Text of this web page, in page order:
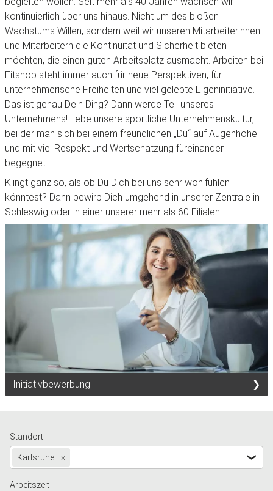
kontinuierlich über uns hinaus. Nicht um des bloßen
Wachstums Willen, sondern weil wir unseren Mitarbeiterinnen
und Mitarbeitern die Kontinuität und Sicherheit bieten
möchten, die einen guten Arbeitsplatz ausmacht. Arbeiten bei
Fitshop steht immer auch für neue Perspektiven, für
unternehmerische Freiheiten und viel gelebte Eigeninitiative.
Das ist genau Dein Ding? Dann werde Teil unseres
Unternehmens! Lebe unsere sportliche Unternehmenskultur,
bei der man sich bei einem freundlichen „Du“ auf Augenhöhe
und mit viel Respekt und Wertschätzung füreinander
begegnet.
Klingt ganz so, als ob Du Dich bei uns sehr wohlfühlen
könntest? Dann bewirb Dich umgehend in unserer Zentrale in
Schleswig oder in einer unserer mehr als 60 Filialen.
Initiativbewerbung
Standort
Karlsruhe ×
Arbeitszeit